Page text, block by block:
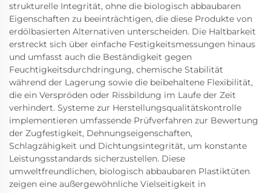
strukturelle Integrität, ohne die biologisch abbaubaren
Eigenschaften zu beeinträchtigen, die diese Produkte von
erdölbasierten Alternativen unterscheiden. Die Haltbarkeit
erstreckt sich über einfache Festigkeitsmessungen hinaus
und umfasst auch die Beständigkeit gegen
Feuchtigkeitsdurchdringung, chemische Stabilität
während der Lagerung sowie die beibehaltene Flexibilität,
die ein Verspröden oder Rissbildung im Laufe der Zeit
verhindert. Systeme zur Herstellungsqualitätskontrolle
implementieren umfassende Prüfverfahren zur Bewertung
der Zugfestigkeit, Dehnungseigenschaften,
Schlagzähigkeit und Dichtungsintegrität, um konstante
Leistungsstandards sicherzustellen. Diese
umweltfreundlichen, biologisch abbaubaren Plastiktüten
zeigen eine außergewöhnliche Vielseitigkeit in